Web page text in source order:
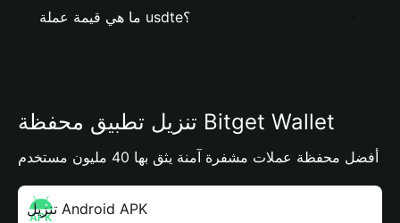
ما هي قيمة عملة usdte؟
تنزيل تطبيق محفظة Bitget Wallet
أفضل محفظة عملات مشفرة آمنة يثق بها 40 مليون مستخدم
تنزيل Android APK